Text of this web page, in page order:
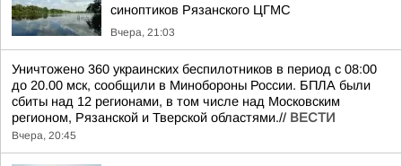
синоптиков Рязанского ЦГМС
Вчера, 21:03
Уничтожено 360 украинских беспилотников в период с 08:00
до 20.00 мск, сообщили в Минобороны России. БПЛА были
сбиты над 12 регионами, в том числе над Московским
регионом, Рязанской и Тверской областями.// ВЕСТИ
Вчера, 20:45